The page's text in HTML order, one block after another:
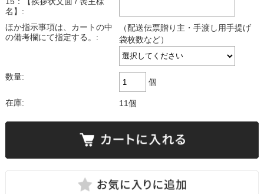
名】:
ほか指示事項は、カートの中
の備考欄にて指定する。:
（配送伝票贈り主・手渡し用手提げ
袋枚数など）
数量:
個
在庫: 11個